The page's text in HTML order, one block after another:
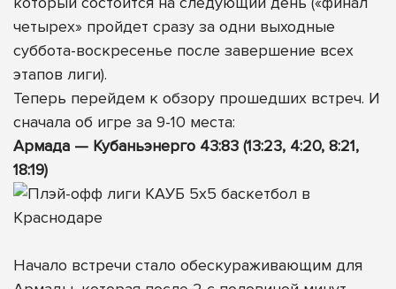
четырех» пройдет сразу за одни выходные
суббота-воскресенье после завершение всех
этапов лиги).
Теперь перейдем к обзору прошедших встреч. И
сначала об игре за 9-10 места:
Армада — Кубаньэнерго 43:83 (13:23, 4:20, 8:21,
18:19)
Начало встречи стало обескураживающим для